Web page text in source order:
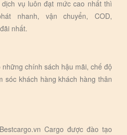
vụ luôn đạt mức cao nhất thì
nhanh, vận chuyển, COD,
nhất.
chính sách hậu mãi, chế độ
sóc khách hàng khách hàng thân
Cargo được đào tạo